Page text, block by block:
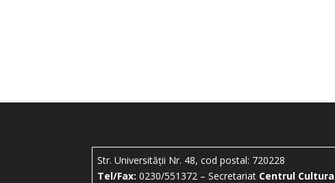
Str. Universității Nr. 48, cod postal: 720228
Tel/Fax: 0230/551372 – Secretariat Centrul